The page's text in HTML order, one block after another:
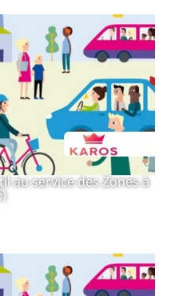
au service des Zones à